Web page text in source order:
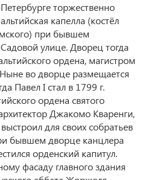
торжественно
капелла (костёл
при бывшем
улице. Дворец тогда
ордена, магистром
во дворце размещается
Павел I стал в 1799 г.
ордена святого
Джакомо Кваренги,
для своих собратьев
бывшем дворце канцлера
орденский капитул.
фасаду главного здания